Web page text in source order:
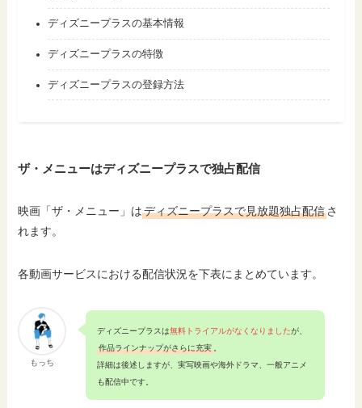
ディズニープラスの基本情報
ディズニープラスの特徴
ディズニープラスの登録方法
ザ・メニューはディズニープラスで独占配信
映画「ザ・メニュー」はディズニープラスで見放題独占配信さ
れます。
各動画サービスにおける配信状況を下表にまとめています。
もっち
ディズニープラスは無料トライアルがなくなりましたが、
作品ラインナップがさらに充実
詳細は後述しますが、実写映画や海外ドラマ、一般アニメ
も配信中です。